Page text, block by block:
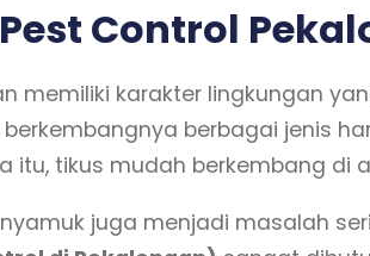
Control
memiliki karakter lingkungan
berbagai jenis
itu, tikus mudah berkembang di
juga menjadi masalah